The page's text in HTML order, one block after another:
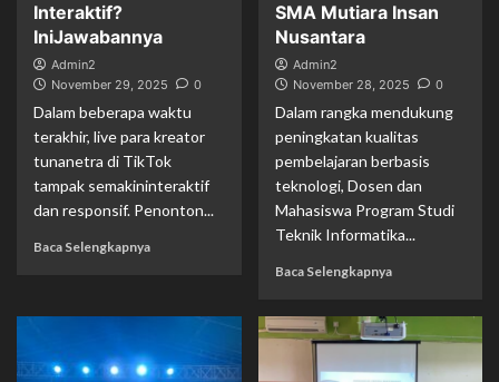
Interaktif?
IniJawabannya
Admin2
November 29, 2025
0
Dalam beberapa waktu
terakhir, live para kreator
tunanetra di TikTok
tampak semakininteraktif
dan responsif. Penonton...
Baca Selengkapnya
SMA Mutiara Insan
Nusantara
Admin2
November 28, 2025
0
Dalam rangka mendukung
peningkatan kualitas
pembelajaran berbasis
teknologi, Dosen dan
Mahasiswa Program Studi
Teknik Informatika...
Baca Selengkapnya